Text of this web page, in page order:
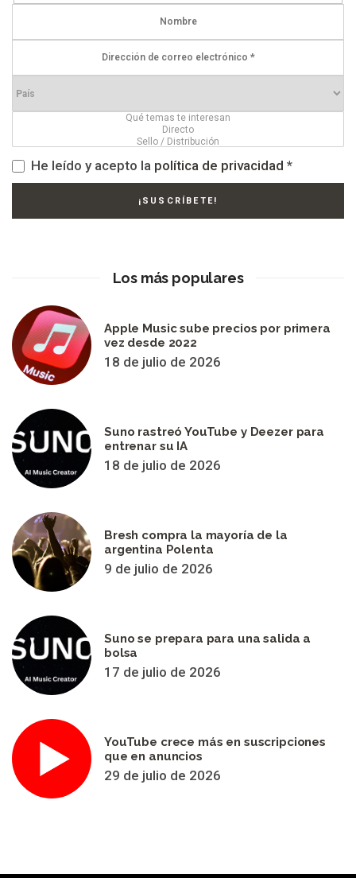
He leído y acepto la política de privacidad *
Los más populares
Apple Music sube precios por primera
vez desde 2022
18 de julio de 2026
Suno rastreó YouTube y Deezer para
entrenar su IA
18 de julio de 2026
Bresh compra la mayoría de la
argentina Polenta
9 de julio de 2026
Suno se prepara para una salida a
bolsa
17 de julio de 2026
YouTube crece más en suscripciones
que en anuncios
29 de julio de 2026